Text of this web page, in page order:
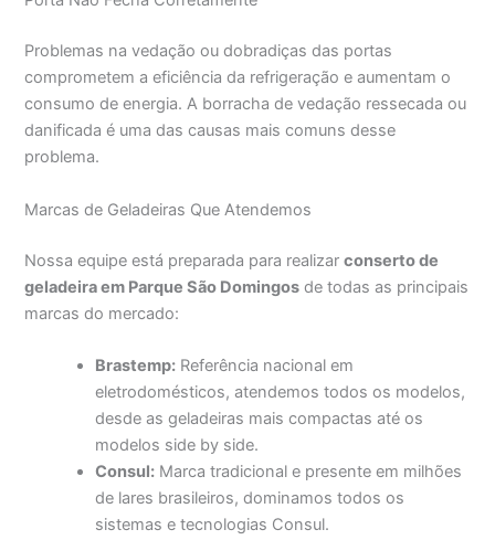
Problemas na vedação ou dobradiças das portas
comprometem a eficiência da refrigeração e aumentam o
consumo de energia. A borracha de vedação ressecada ou
danificada é uma das causas mais comuns desse
problema.
Marcas de Geladeiras Que Atendemos
Nossa equipe está preparada para realizarconserto de
geladeira em Parque São Domingos de todas as principais
marcas do mercado:
Brastemp: Referência nacional em
eletrodomésticos, atendemos todos os modelos,
desde as geladeiras mais compactas até os
modelos side by side.
Consul: Marca tradicional e presente em milhões
de lares brasileiros, dominamos todos os
sistemas e tecnologias Consul.